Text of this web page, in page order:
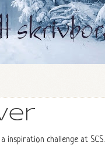
inspiration challenge at SCS.